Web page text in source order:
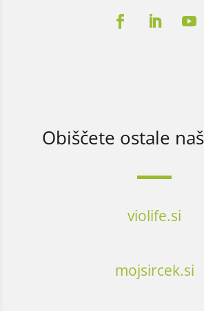
Obiščete ostale
violife.si
mojsircek.si